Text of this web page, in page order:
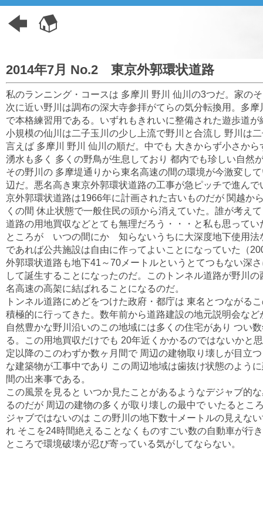
2014年7月 No.2 東京外郭環状道路
私のランニング・コースは 多摩川 野川 仙川の3つだ。家の
次に近い野川は調布の深大寺参拝がてらの気分転換用。多
で本格練習用である。いずれもきれいに整備された遊歩道
小規模の仙川は二子玉川の少し上流で野川と合流し 野川は
言えば 多摩川 野川 仙川の順だ。中でも 大きからず小さか
湧水も多く 多くの野鳥が生息しており 都内でも珍しい自然
その野川の 多摩堤通りから東名高速の間の環境が今激変し
辺だ。悪名高き東京外郭環状道路の工事が急ピッチで進ん
京外郭環状道路は1966年に計画された古いものだが 関越か
くの間 休止状態で一般住民の頭から消えていた。誰が考え
道路の用地買収などとても無理だろう・・・と私も思ってい
ところが いつの間にか 知らないうちに大深度地下使用
であれば公共施設は自由に作ってよいことになっていた（
外郭環状道路も地下41～70メートルというとてつもない深
して誕生することになったのだ。このトンネル道路が野川
名高速の高架に結ばれることになるのだ。
トンネル道路にめどをつけた政府・都庁は 東名とつながる
積極的に行ってきた。数年前から道路建設の地元説明会な
自然豊かな野川沿いのこの地域には多くの住宅があり つい
る。この用地買収だけでも 20年近くかかるのではないかと
定以降のこのわずか数ヶ月間で 周辺の建物取り壊しが目立
な建築物が工事中であり この周辺地域は歯抜け状態のよう
間の出来事である。
この風景を見ると いつか見たことがあるようなデジャブ的
るのだが 周辺の建物の多くが取り壊しの最中で いたるとこ
ジャブではないのは この野川の地下数十メートルの見えな
れ そこを24時間絶えることなくものすごい数の自動車が行
ところで環境破壊が忍び寄っている気がしてならない。